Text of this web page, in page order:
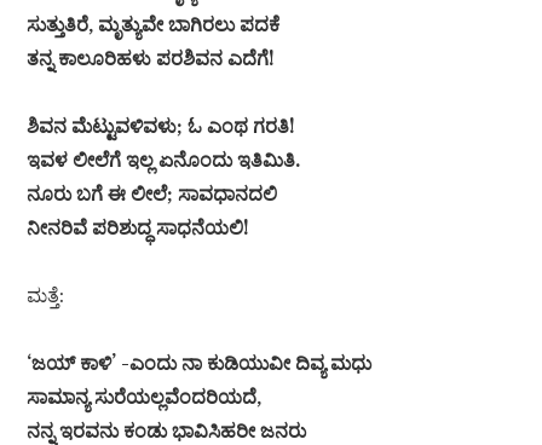
ಸುತ್ತುತಿರೆ, ಮೃತ್ಯುವೇ ಬಾಗಿರಲು ಪದಕೆ
ತನ್ನ ಕಾಲೂರಿಹಳು ಪರಶಿವನ ಎದೆಗೆ!
ಶಿವನ ಮೆಟ್ಟುವಳಿವಳು; ಓ ಎಂಥ ಗರತಿ!
ಇವಳ ಲೀಲೆಗೆ ಇಲ್ಲ ಏನೊಂದು ಇತಿಮಿತಿ.
ನೂರು ಬಗೆ ಈ ಲೀಲೆ; ಸಾವಧಾನದಲಿ
ನೀನರಿವೆ ಪರಿಶುದ್ಧ ಸಾಧನೆಯಲಿ!
ಮತ್ತೆ:
‘ಜಯ್ ಕಾಳಿ’ -ಎಂದು ನಾ ಕುಡಿಯುವೀ ದಿವ್ಯ ಮಧು
ಸಾಮಾನ್ಯ ಸುರೆಯಲ್ಲವೆಂದರಿಯದೆ,
ನನ್ನ ಇರವನು ಕಂಡು ಭಾವಿಸಿಹರೀ ಜನರು